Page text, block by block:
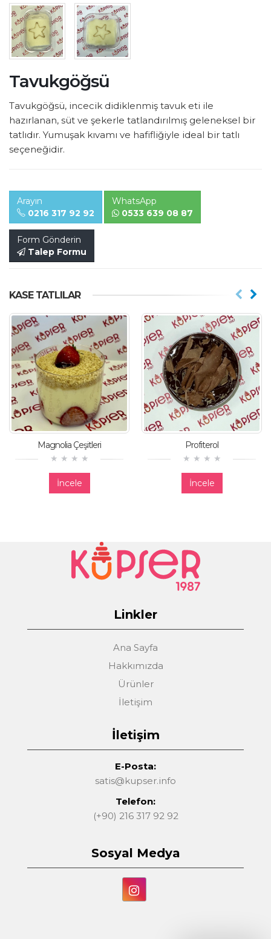
Tavukgöğsü
Tavukgöğsü, incecik didiklenmiş tavuk eti ile
hazırlanan, süt ve şekerle tatlandırılmış geleneksel bir
tatlıdır. Yumuşak kıvamı ve hafifliğiyle ideal bir tatlı
seçeneğidir.
Arayın
0216 317 92 92
WhatsApp
0533 639 08 87
Form Gönderin
Talep Formu
KASE TATLILAR
Magnolia Çeşitleri
İncele
Profiterol
İncele
Linkler
Ana Sayfa
Hakkımızda
Ürünler
İletişim
İletişim
E-Posta:
satis@kupser.info
Telefon:
(+90) 216 317 92 92
Sosyal Medya